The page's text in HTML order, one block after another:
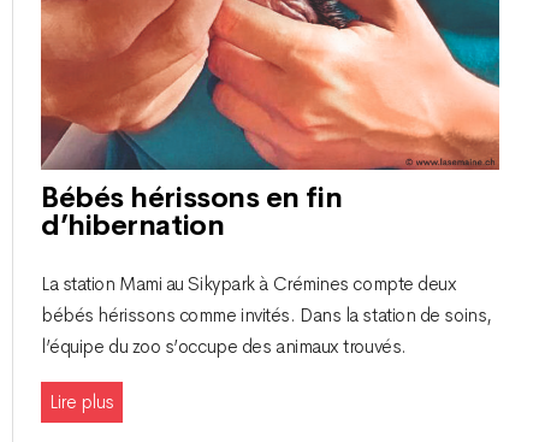
Bébés hérissons en fin
d’hibernation
La station Mami au Sikypark à Crémines compte deux
bébés hérissons comme invités. Dans la station de soins,
l’équipe du zoo s’occupe des animaux trouvés.
Lire plus